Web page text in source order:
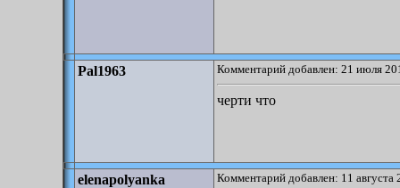
Pal1963 Комментарий добавлен: 21 июля
черти что
elenapolyanka Комментарий добавлен: 11 августа